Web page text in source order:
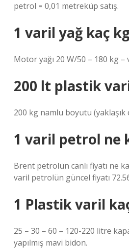
petrol = 0,01 metreküp satış.
1 varil yağ kaç
Motor yağı 20 W/50 – 180 kg –
200 lt plastik
200 kg namlu boyutu (yaklaşık
1 varil petrol ne
Brent petrolün canlı fiyatı ne
varil petrolün güncel fiyatı
1 Plastik varil
25 – 30 – 60 – 120-220 litre
yapılmış mavi bidon.